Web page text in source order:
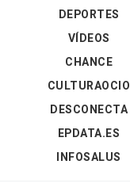
DEPORTES
VÍDEOS
CHANCE
CULTURAOCIO
DESCONECTA
EPDATA.ES
INFOSALUS